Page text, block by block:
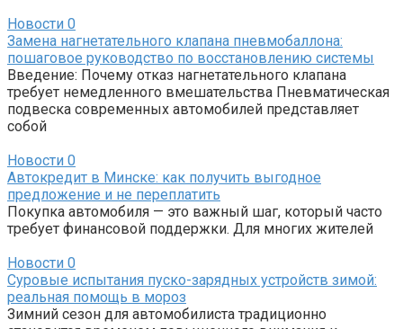
Новости 0
Замена нагнетательного клапана пневмобаллона:
пошаговое руководство по восстановлению системы
Введение: Почему отказ нагнетательного клапана
требует немедленного вмешательства Пневматическая
подвеска современных автомобилей представляет
собой
Новости 0
Автокредит в Минске: как получить выгодное
предложение и не переплатить
Покупка автомобиля — это важный шаг, который часто
требует финансовой поддержки. Для многих жителей
Новости 0
Суровые испытания пуско-зарядных устройств зимой:
реальная помощь в мороз
Зимний сезон для автомобилиста традиционно